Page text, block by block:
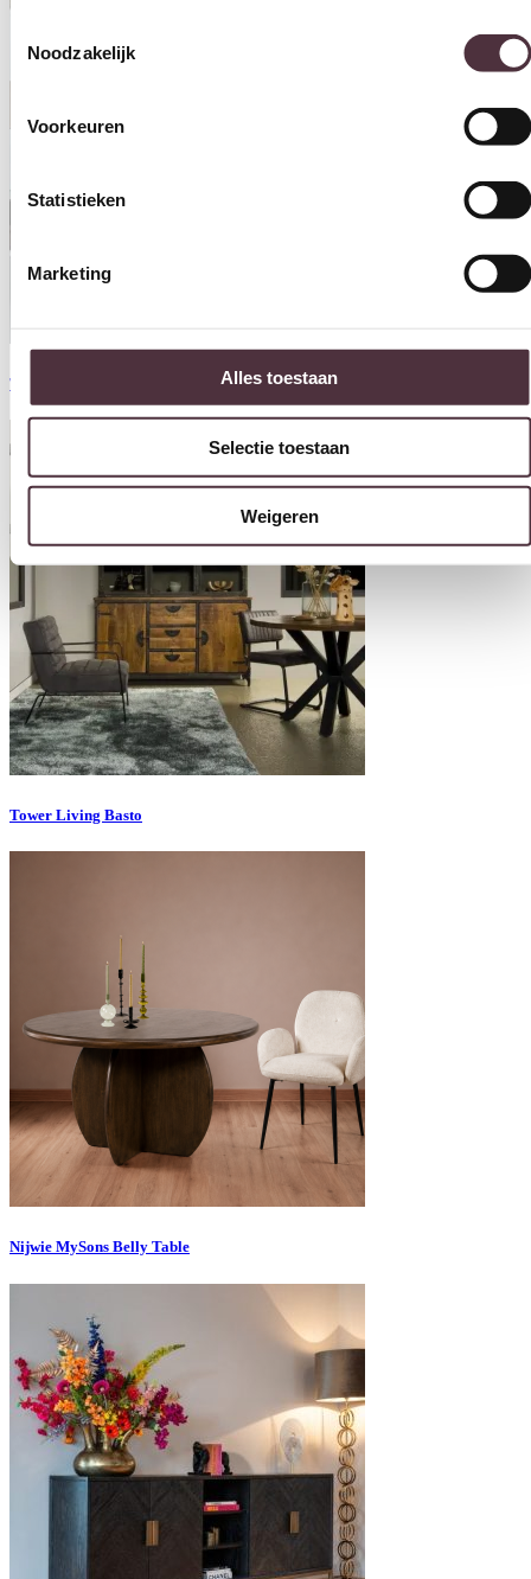
Noodzakelijk
Voorkeuren
Statistieken
Marketing
Alles toestaan
Selectie toestaan
Weigeren
Tower Living Aura
Tower Living Basto
Nijwie MySons Belly Table